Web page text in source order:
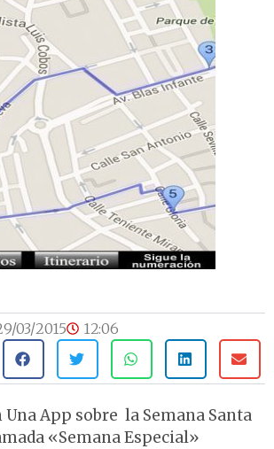
03/2015 12:06
App sobre la Semana Santa
«Semana Especial»